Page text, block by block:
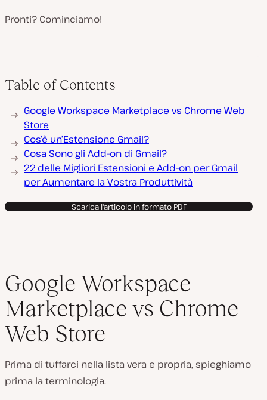
Pronti? Cominciamo!
Table of Contents
Google Workspace Marketplace vs Chrome Web
Store
Cos’è un’Estensione Gmail?
Cosa Sono gli Add-on di Gmail?
22 delle Migliori Estensioni e Add-on per Gmail
per Aumentare la Vostra Produttività
Scarica l'articolo in formato PDF
Google Workspace
Marketplace vs Chrome
Web Store
Prima di tuffarci nella lista vera e propria, spieghiamo
prima la terminologia.